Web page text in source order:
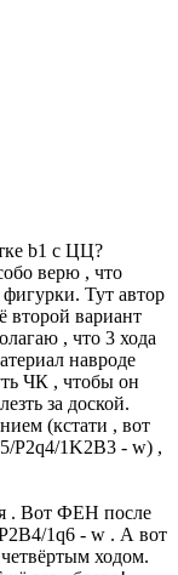
b1 с ЦЦ?
верю , что
Тут автор
второй вариант
, что 3 хода
навроде
ЧК , чтобы он
за доской.
(кстати , вот
P2q4/1K2B3 - w) ,
. Вот ФЕН после
1q6 - w . А вот
четвёртым ходом.